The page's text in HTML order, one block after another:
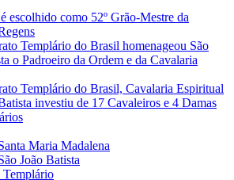
escolhido como 52º Grão-Mestre da
Templário do Brasil homenageou São
o Padroeiro da Ordem e da Cavalaria
Templário do Brasil, Cavalaria Espiritual
investiu de 17 Cavaleiros e 4 Damas
Maria Madalena
João Batista
Templário